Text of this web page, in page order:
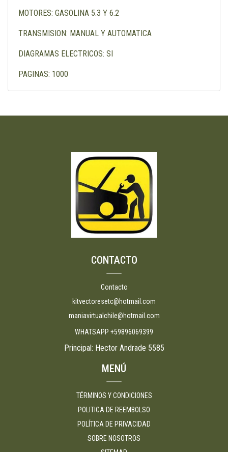
MOTORES: GASOLINA 5.3 Y 6.2
TRANSMISION: MANUAL Y AUTOMATICA
DIAGRAMAS ELECTRICOS: SI
PAGINAS: 1000
CONTACTO
Contacto
kitvectoresetc@hotmail.com
maniavirtualchile@hotmail.com
WHATSAPP +59896069399
Principal: Hector Andrade 5585
MENÚ
TÉRMINOS Y CONDICIONES
POLITICA DE REEMBOLSO
POLÍTICA DE PRIVACIDAD
SOBRE NOSOTROS